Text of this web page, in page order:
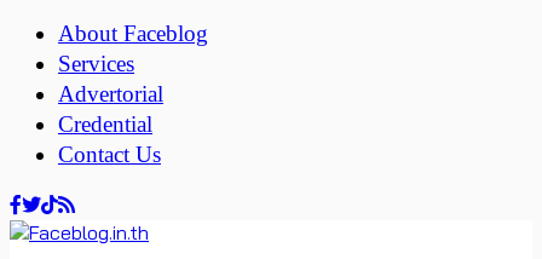
About Faceblog
Services
Advertorial
Credential
Contact Us